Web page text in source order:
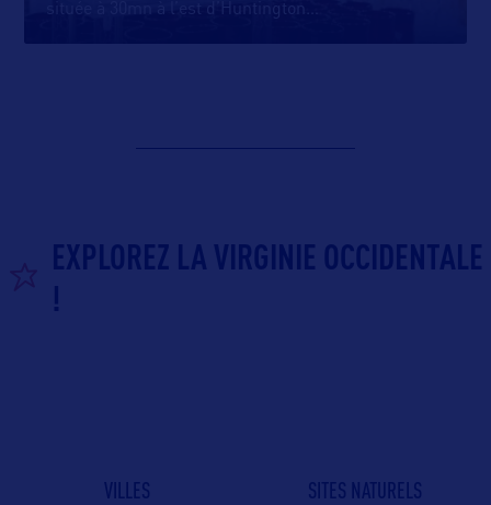
située à 30mn à l’est d’Huntington
EXPLOREZ LA VIRGINIE OCCIDENTALE
!
VILLES SITES NATURELS